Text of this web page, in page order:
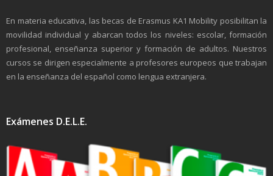
En materia educativa, las becas de Erasmus KA1 Mobility posibilitan la
movilidad individual y abarcan todos los niveles: escolar, formación
profesional, enseñanza superior y formación de adultos. Nuestros
cursos se dirigen especialmente a profesores europeos que trabajan
en la enseñanza del español como lengua extranjera.
Exámenes D.E.L.E.